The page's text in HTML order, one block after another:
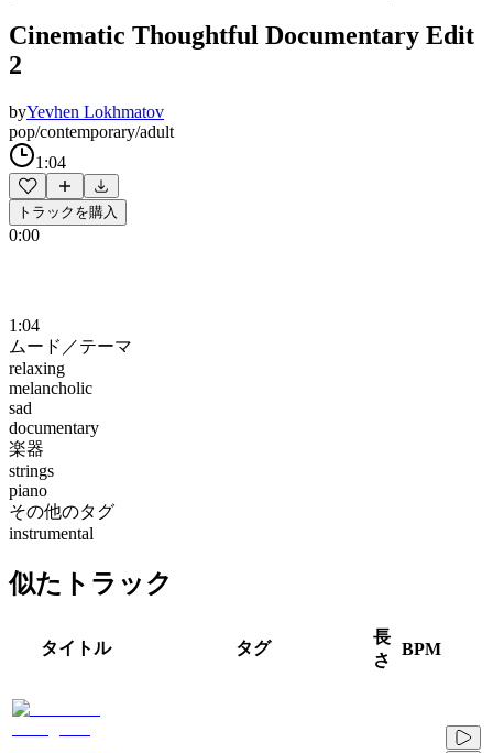
Cinematic Thoughtful Documentary Edit
2
byYevhen Lokhmatov
pop/contemporary/adult
1:04
トラックを購入
0:00
1:04
ムード／テーマ
relaxing
melancholic
sad
documentary
楽器
strings
piano
その他のタグ
instrumental
似たトラック
タイトル タグ
長
さ
BPM